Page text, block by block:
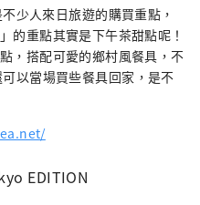
少人來日旅遊的購買重點，
的重點其實是下午茶甜點呢！
，搭配可愛的鄉村風餐具，不
以當場買些餐具回家，是不
EDITION